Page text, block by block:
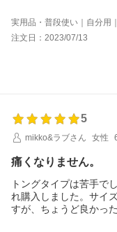
実用品・普段使い｜自分用
注文日：2023/07/13
5
mikko&ラブさん
女性
痛くなりません。
トングタイプは苦手で
れ購入しました。サイ
すが、ちょうど良かっ